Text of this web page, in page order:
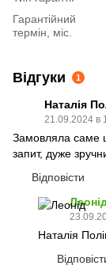
Гарантійний
термін, міс.
Відгуки 1
Наталія
21.09.2024 в
Замовляла саме
запит, дуже
Відповісти
Наталія